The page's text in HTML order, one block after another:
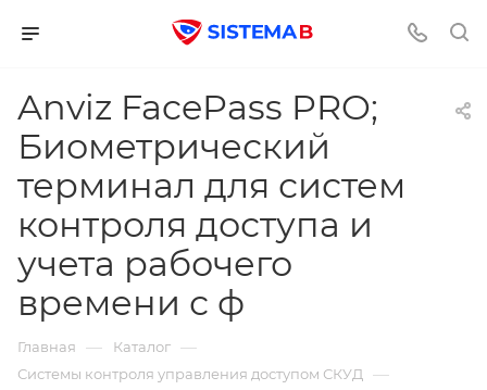
Anviz FacePass PRO;
Биометрический
терминал для систем
контроля доступа и
учета рабочего
времени с ф
Главная — Каталог —
Системы контроля управления доступом СКУД —